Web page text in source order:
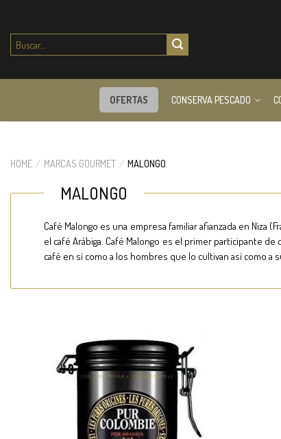
Buscar
por:
OFERTAS CONSERVA PESCADO
HOME / MARCAS GOURMET / MALONGO
MALONGO
Café Malongo es una empresa familiar afianzada en Niza
el café Arábiga. Café Malongo es el primer participante
café en sí como a los hombres que lo cultivan así como a